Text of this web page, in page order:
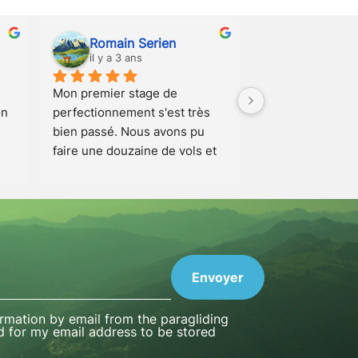
asma zeghari
il y a 4 ans
Juste incroyable ! Équipe
super, mention spéciale pour
Simon
.Le vol était très
agréable et a duré 25 minutes
by email from the paragliding
for my email address to be stored